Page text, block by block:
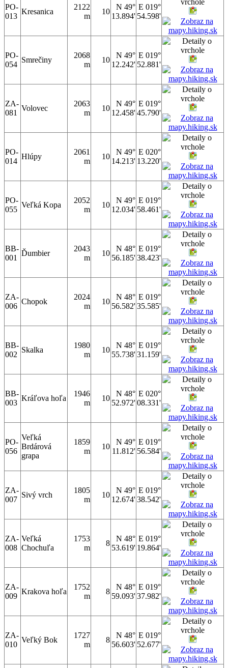
PO-
013
Kresanica
2122
m
10
N 49°
13.894'
E 019°
54.598'
PO-
054
Smrečiny
2068
m
10
N 49°
12.242'
E 019°
52.881'
ZA-
081
Volovec
2063
m
10
N 49°
12.458'
E 019°
45.790'
PO-
014
Hlúpy
2061
m
10
N 49°
14.213'
E 020°
13.220'
PO-
055
Veľká Kopa
2052
m
10
N 49°
12.034'
E 019°
58.461'
BB-
001
Ďumbier
2043
m
10
N 48°
56.185'
E 019°
38.423'
ZA-
006
Chopok
2024
m
10
N 48°
56.582'
E 019°
35.585'
BB-
002
Skalka
1980
m
10
N 48°
55.738'
E 019°
31.159'
BB-
003
Kráľova hoľa
1946
m
10
N 48°
52.972'
E 020°
08.331'
PO-
056
Veľká
Brdárová
grapa
1859
m
10
N 49°
11.812'
E 019°
56.584'
ZA-
007
Sivý vrch
1805
m
10
N 49°
12.674'
E 019°
38.542'
ZA-
008
Veľká
Chochuľa
1753
m
8
N 48°
53.619'
E 019°
19.864'
ZA-
009
Krakova hoľa
1752
m
8
N 48°
59.093'
E 019°
37.982'
ZA-
010
Veľký Bok
1727
m
8
N 48°
56.603'
E 019°
52.677'